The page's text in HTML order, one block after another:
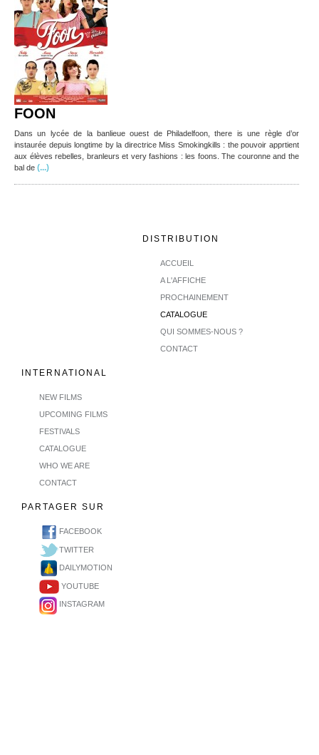
FOON
Dans un lycée de la banlieue ouest de Philadelfoon, there is une règle d’or
instaurée depuis longtime by la directrice Miss Smokingkills : the pouvoir apprtient
aux élèves rebelles, branleurs et very fashions : les foons. The couronne and the
bal de (...)
DISTRIBUTION
ACCUEIL
A L'AFFICHE
PROCHAINEMENT
CATALOGUE
QUI SOMMES-NOUS ?
CONTACT
INTERNATIONAL
NEW FILMS
UPCOMING FILMS
FESTIVALS
CATALOGUE
WHO WE ARE
CONTACT
PARTAGER SUR
FACEBOOK
TWITTER
DAILYMOTION
YOUTUBE
INSTAGRAM